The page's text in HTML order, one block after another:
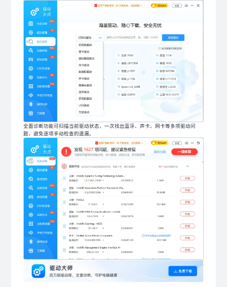
全面诊断功能可扫描当前驱动状态，一次找出蓝牙、声卡、网卡等多项驱动问
题，避免逐项手动检查的遗漏。